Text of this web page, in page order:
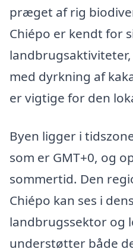
præget af rig
Chiépo er kendt for
med dyrkning af
er vigtige for den
Byen ligger i
som er GMT+0, og
sommertid. Den
Chiépo kan ses i
landbrugssektor og
understøtter både